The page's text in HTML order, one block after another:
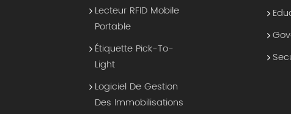
Lecteur RFID Mobile
Portable
Étiquette Pick-To-
Light
Logiciel De Gestion
Des Immobilisations